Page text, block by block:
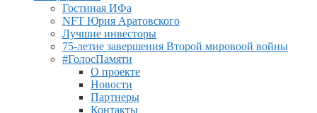
Гостиная ИФа
NFT Юрия Аратовского
Лучшие инвесторы
75-летие завершения Второй мировоой войны
#ГолосПамяти
О проекте
Новости
Партнеры
Контакты